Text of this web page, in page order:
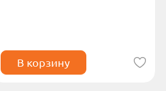
В корзину